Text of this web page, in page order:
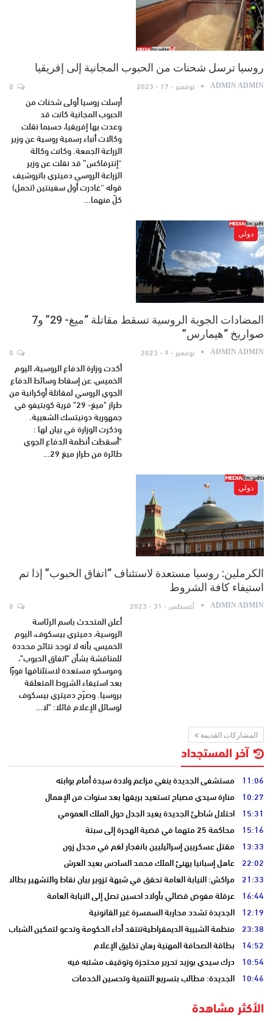
روسيا ترسل شحنات من الحبوب المجانية إلى إفريقيا
ADMIN ADMIN نوفمبر - 17 - 2023
أرسلت روسيا أولى شحنات من
الحبوب المجانية كانت قد
وعدت بها إفريقيا، حسبما نقلت
وكالات أنباء رسمية روسية عن وزير
الزراعة الجمعة. وكانت وكالة
“إنترفاكس” قد نقلت عن وزير
الزراعة الروسي دميتري باتروشيف
قوله “غادرت أول سفينتين (تحمل)
كلّ منهما…
دولي
المضادات الجوية الروسية تسقط مقاتلة “ميغ- 29” و7
صواريخ “هيمارس”
ADMIN ADMIN نوفمبر - 9 - 2023
أكدت وزارة الدفاع الروسية، اليوم
الخميس، عن إسقاط وسائط الدفاع
الجوي الروسي لمقاتلة أوكرانية من
طراز "ميغ- 29" قرية كوبتيفو في
جمهورية دونيتسك الشعبية.
وذكرت الوزارة في بيان لها :
"أسقطت أنظمة الدفاع الجوي
طائرة من طراز ميغ 29…
دولي
الكرملين: روسيا مستعدة لاستئناف “اتفاق الحبوب” إذا تم
استيفاء كافة الشروط
ADMIN ADMIN أغسطس - 31 - 2023
أعلن المتحدث باسم الرئاسة
الروسية، دميتري بيسكوف، اليوم
الخميس، بأنه لا توجد نتائج محددة
للمناقشة بشأن "اتفاق الحبوب"،
وموسكو مستعدة لاستئنافها فورًا
بعد استيفاء الشروط المتعلقة
بروسيا. وصرّح دميتري بيسكوف
لوسائل الإعلام قائلا: "لا…
المشاركات القديمة
آخر المستجداد
11:06 مستشفى الجديدة ينفي مزاعم ولادة سيدة أمام بوابته
10:27 منارة سيدي مصباح تستعيد بريقها بعد سنوات من الإهمال
15:31 احتلال شاطئ الجديدة يعيد الجدل حول الملك العمومي
15:16 محاكمة 25 متهما في قضية الهجرة إلى سبتة
13:33 مقتل عسكريين إسرائيليين بانفجار لغم في مجدل زون
22:02 عاهل إسبانيا يهنئ الملك محمد السادس بعيد العرش
21:33 مراكش: النيابة العامة تحقق في شبهة تزوير بيان نقاط والتشهير بطالب
16:44 عرقلة مفوض قضائي بأولاد احسين تصل إلى النيابة العامة
12:19 الجديدة تشدد محاربة السمسرة غير القانونية
23:38 منظمة الشبيبة الديمقراطيةتنتقد أداء الحكومة وتدعو لتمكين الشباب
14:52 بطاقة الصحافة المهنية رهان تخليق الإعلام
10:54 درك سيدي بوزيد تحرير محتجزة وتوقيف مشتبه فيه
10:46 الجديدة: مطالب بتسريع التنمية وتحسين الخدمات
الأكثر مشاهدة